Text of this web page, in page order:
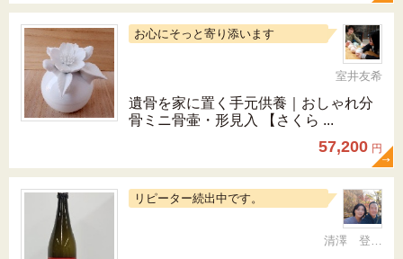
お心にそっと寄り添います
室井友希
遺骨を家に置く手元供養｜おしゃれ分
骨ミニ骨壷・形見入 【さくら ...
57,200 円
リピーター続出中です。
清澤 登希子